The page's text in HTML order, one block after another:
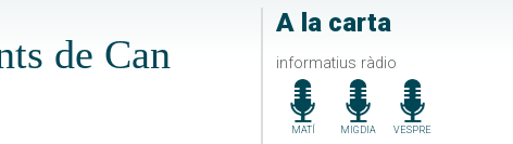
A la carta
informatius ràdio
MATÍ MIGDIA VESPRE
de Can